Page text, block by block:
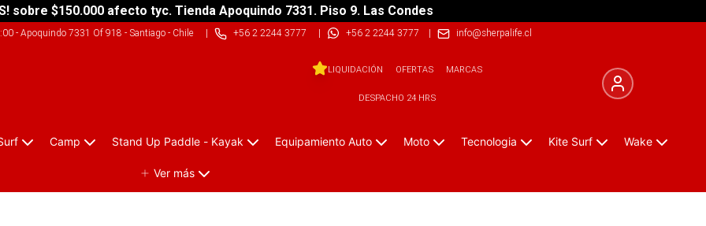
sobre $150.000 afecto tyc. Tienda Apoquindo 7331. Piso 9. Las Condes
- Apoquindo 7331 Of 918 - Santiago - Chile| +56 2 2244 3777 | +56 2 2244 3777 | info@sherpalife.cl
LIQUIDACIÓN OFERTAS MARCAS
DESPACHO 24 HRS
Camp Stand Up Paddle - Kayak Equipamiento Auto Moto Tecnologia Kite Surf Wake
Ver más